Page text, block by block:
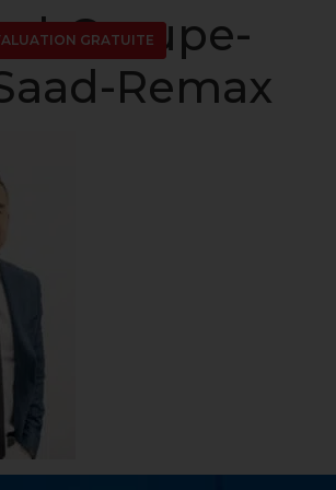
GRATUITE
Groupe-
Remax